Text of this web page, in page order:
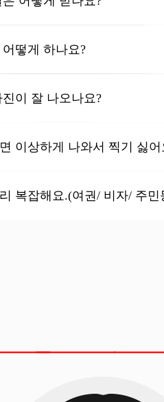
떻게 하나요?
이 잘 나오나요?
이상하게 나와서 찍기 싫어
복잡해요.(여권/ 비자/ 주민